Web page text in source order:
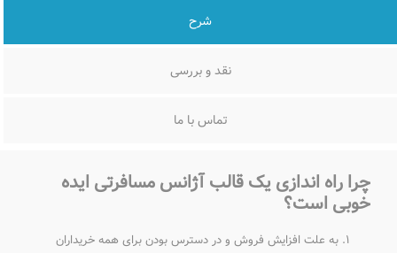
شرح
نقد و بررسی
تماس با ما
چرا راه اندازی یک قالب آژانس مسافرتی ایده
خوبی است؟
به علت افزایش فروش و در دسترس بودن برای همه خریداران